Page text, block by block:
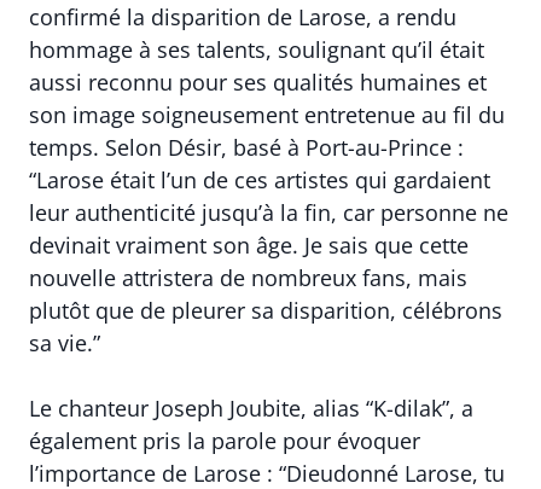
confirmé la disparition de Larose, a rendu
hommage à ses talents, soulignant qu’il était
aussi reconnu pour ses qualités humaines et
son image soigneusement entretenue au fil du
temps. Selon Désir, basé à Port-au-Prince :
“Larose était l’un de ces artistes qui gardaient
leur authenticité jusqu’à la fin, car personne ne
devinait vraiment son âge. Je sais que cette
nouvelle attristera de nombreux fans, mais
plutôt que de pleurer sa disparition, célébrons
sa vie.”
Le chanteur Joseph Joubite, alias “K-dilak”, a
également pris la parole pour évoquer
l’importance de Larose : “Dieudonné Larose, tu